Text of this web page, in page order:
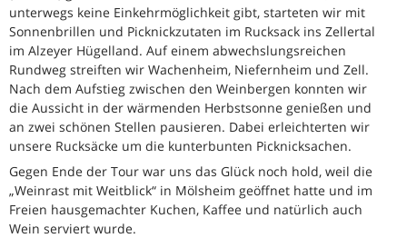
unterwegs keine Einkehrmöglichkeit gibt, starteten wir mit
Sonnenbrillen und Picknickzutaten im Rucksack ins Zellertal
im Alzeyer Hügelland. Auf einem abwechslungsreichen
Rundweg streiften wir Wachenheim, Niefernheim und Zell.
Nach dem Aufstieg zwischen den Weinbergen konnten wir
die Aussicht in der wärmenden Herbstsonne genießen und
an zwei schönen Stellen pausieren. Dabei erleichterten wir
unsere Rucksäcke um die kunterbunten Picknicksachen.
Gegen Ende der Tour war uns das Glück noch hold, weil die
„Weinrast mit Weitblick“ in Mölsheim geöffnet hatte und im
Freien hausgemachter Kuchen, Kaffee und natürlich auch
Wein serviert wurde.